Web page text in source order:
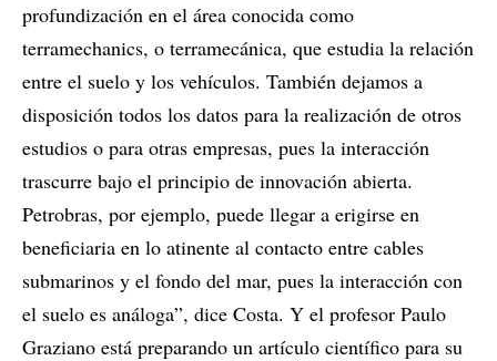
profundización en el área conocida como
terramechanics, o terramecánica, que estudia la relación
entre el suelo y los vehículos. También dejamos a
disposición todos los datos para la realización de otros
estudios o para otras empresas, pues la interacción
trascurre bajo el principio de innovación abierta.
Petrobras, por ejemplo, puede llegar a erigirse en
beneficiaria en lo atinente al contacto entre cables
submarinos y el fondo del mar, pues la interacción con
el suelo es análoga”, dice Costa. Y el profesor Paulo
Graziano está preparando un artículo científico para su